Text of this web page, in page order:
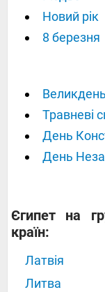
Новий рік
8 березня
Великдень
Травневі
День
День
Єгипет на
країн:
Латвія
Литва